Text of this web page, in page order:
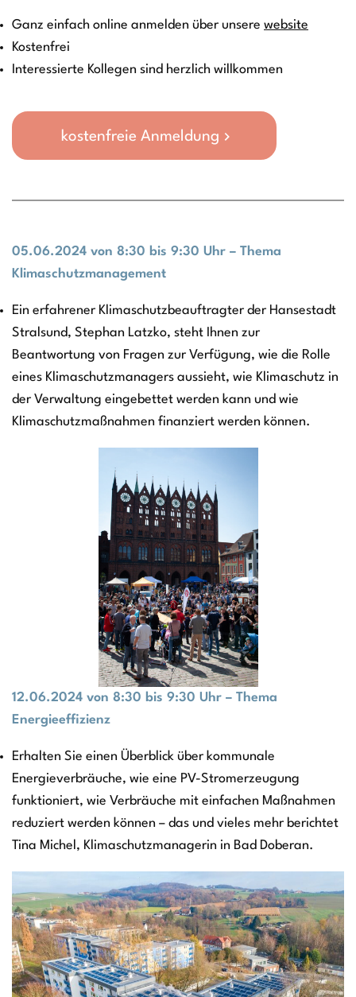
Ganz einfach online anmelden über unsere website
Kostenfrei
Interessierte Kollegen sind herzlich willkommen
kostenfreie Anmeldung
05.06.2024 von 8:30 bis 9:30 Uhr – Thema
Klimaschutzmanagement
Ein erfahrener Klimaschutzbeauftragter der Hansestadt
Stralsund, Stephan Latzko, steht Ihnen zur
Beantwortung von Fragen zur Verfügung, wie die Rolle
eines Klimaschutzmanagers aussieht, wie Klimaschutz in
der Verwaltung eingebettet werden kann und wie
Klimaschutzmaßnahmen finanziert werden können.
12.06.2024 von 8:30 bis 9:30 Uhr – Thema
Energieeffizienz
Erhalten Sie einen Überblick über kommunale
Energieverbräuche, wie eine PV-Stromerzeugung
funktioniert, wie Verbräuche mit einfachen Maßnahmen
reduziert werden können – das und vieles mehr berichtet
Tina Michel, Klimaschutzmanagerin in Bad Doberan.